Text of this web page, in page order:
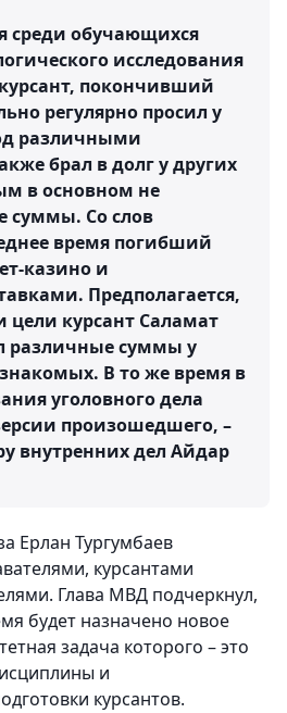
среди обучающихся
исследования
покончивший
регулярно просил у
различными
брал в долг у других
в основном не
суммы. Со слов
время погибший
казино и
Предполагается,
цели курсант Саламат
различные суммы у
В то же время в
уголовного дела
произошедшего, –
внутренних дел Айдар
Ерлан Тургумбаев
курсантами
Глава МВД подчеркнул,
будет назначено новое
задача которого – это
и
курсантов.